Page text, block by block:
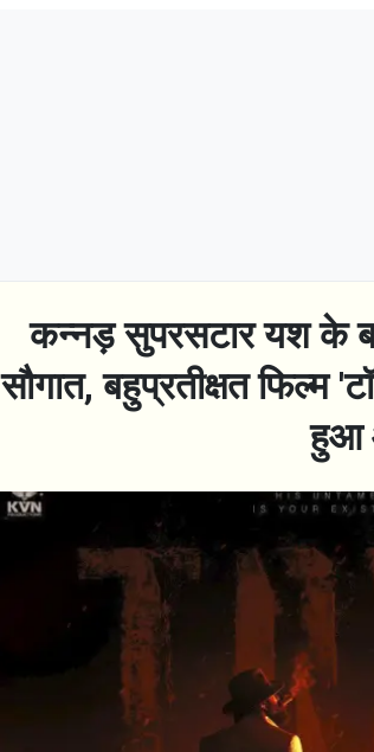
कन्नड़ सुपरसटार यश के
सौगात, बहुप्रतीक्षत फिल्म
हुआ